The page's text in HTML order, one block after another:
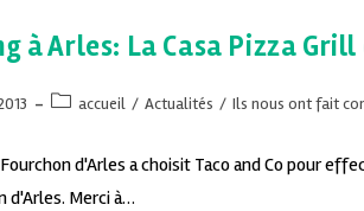
à Arles: La Casa Pizza Grill
accueil / Actualités / Ils nous ont fait
Fourchon d'Arles a choisit Taco and Co pour
d'Arles. Merci à…